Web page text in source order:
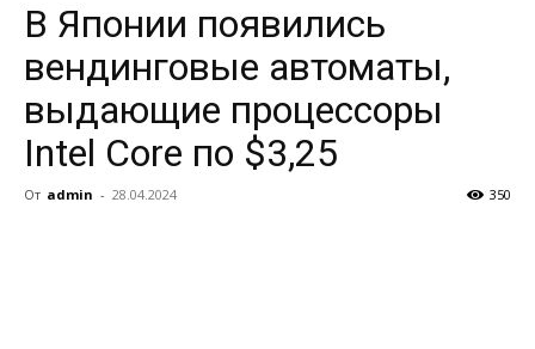
В Японии появились
вендинговые автоматы,
выдающие процессоры
Intel Core по $3,25
От admin - 28.04.2024 350